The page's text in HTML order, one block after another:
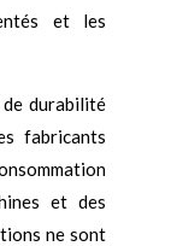
et les
de durabilité
fabricants
et des
ne sont